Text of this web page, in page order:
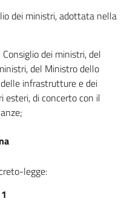
dei ministri, adottata nella
dei ministri, del
del Ministro dello
infrastrutture e dei
di concerto con il
legge: